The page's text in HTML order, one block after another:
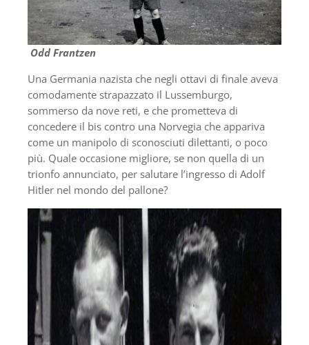
Odd Frantzen
Una Germania nazista che negli ottavi di finale aveva
comodamente strapazzato il Lussemburgo,
sommerso da nove reti, e che prometteva di
concedere il bis contro una Norvegia che appariva
come un manipolo di sconosciuti dilettanti, o poco
più. Quale occasione migliore, se non quella di un
trionfo annunciato, per salutare l’ingresso di Adolf
Hitler nel mondo del pallone?